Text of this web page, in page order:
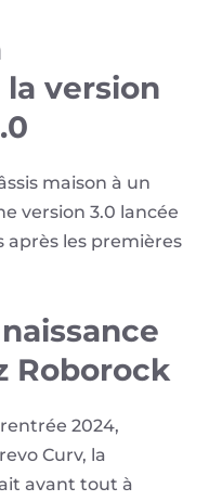
version
maison à un
version 3.0 lancée
après les premières
Roborock
2024,
Curv, la
avant tout à